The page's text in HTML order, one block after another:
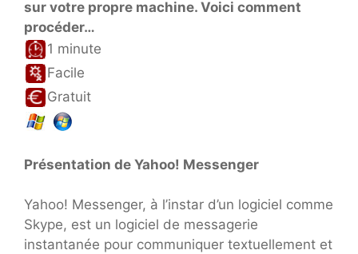
sur votre propre machine. Voici comment
procéder…
1 minute
Facile
Gratuit
Présentation de Yahoo! Messenger
Yahoo! Messenger, à l’instar d’un logiciel comme
Skype, est un logiciel de messagerie
instantanée pour communiquer textuellement et